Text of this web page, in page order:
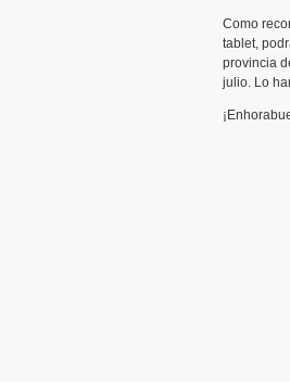
Como
tablet,
provincia
julio. Lo